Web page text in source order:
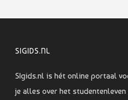
SIGIDS.NL
SIgids.nl is hét online portaal
je alles over het studentenleven